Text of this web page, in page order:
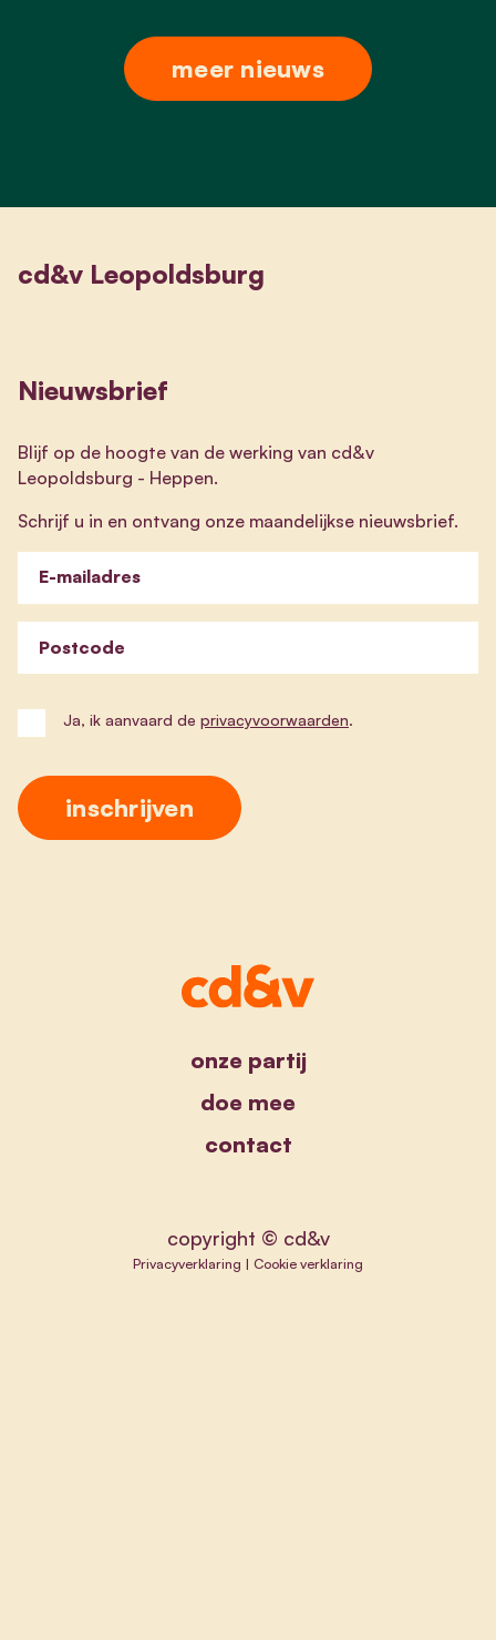
meer nieuws
cd&v Leopoldsburg
Nieuwsbrief
Blijf op de hoogte van de werking van cd&v
Leopoldsburg - Heppen.
Schrijf u in en ontvang onze maandelijkse nieuwsbrief.
E-mailadres
Postcode
Ja, ik aanvaard de privacyvoorwaarden.
onze partij
doe mee
contact
copyright © cd&v
Privacyverklaring | Cookie verklaring